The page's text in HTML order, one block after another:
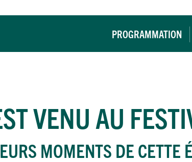
PROGRAMMATION
VENU AU
MOMENTS DE CETTE